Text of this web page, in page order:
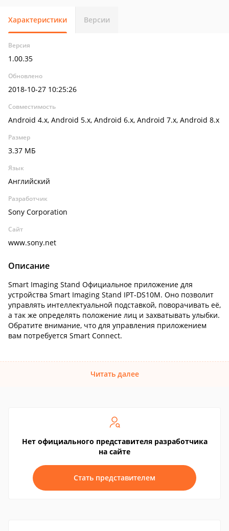
Характеристики Версии
Версия
1.00.35
Обновлено
2018-10-27 10:25:26
Совместимость
Android 4.x, Android 5.x, Android 6.x, Android 7.x, Android 8.x
Размер
3.37 МБ
Язык
Английский
Разработчик
Sony Corporation
Сайт
www.sony.net
Описание
Smart Imaging Stand Официальное приложение для
устройства Smart Imaging Stand IPT-DS10M. Оно позволит
управлять интеллектуальной подставкой, поворачивать её,
а так же определять положение лиц и захватывать улыбки.
Обратите внимание, что для управления приложением
вам потребуется Smart Connect.
Читать далее
Нет официального представителя разработчика
на сайте
Стать представителем